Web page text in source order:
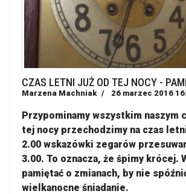
CZAS LETNI JUŻ OD TEJ NOCY -
Marzena Machniak 26 marzec 2016
Przypominamy wszystkim naszym
tej nocy przechodzimy na czas
2.00 wskazówki zegarów
3.00. To oznacza, że śpimy krócej.
pamiętać o zmianach, by nie
wielkanocne śniadanie.